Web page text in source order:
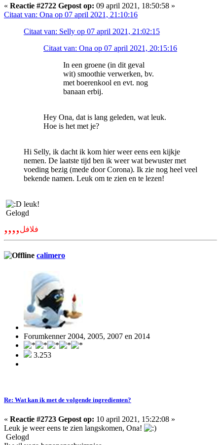
« Reactie #2722 Gepost op: 09 april 2021, 18:50:58 »
Citaat van: Ona op 07 april 2021, 21:10:16
Citaat van: Selly op 07 april 2021, 21:02:15
Citaat van: Ona op 07 april 2021, 20:15:16
In een groene (in dit geval
wit) smoothie verwerken, bv.
met boerenkool en evt. nog
banaan erbij.
Hey Ona, dat is lang geleden, wat leuk.
Hoe is het met je?
Hi Selly, ik dacht ik kom hier weer eens een kijkje
nemen. De laatste tijd ben ik weer wat bewuster met
voeding bezig (mede door Corona). Ik zie nog heel veel
bekende namen. Leuk om te zien en te lezen!
leuk!
Gelogd
,,,,فلافل
calimero
Forumkenner 2004, 2005, 2007 en 2014
3.253
Re: Wat kan ik met de volgende ingredienten?
« Reactie #2723 Gepost op: 10 april 2021, 15:22:08 »
Leuk je weer eens te zien langskomen, Ona!
Gelogd